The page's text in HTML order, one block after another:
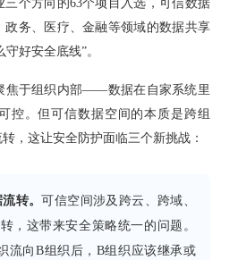
个方向的63个项目入选，可信数据
政务、医疗、金融等领域的数据共享
好安全底线”。
焦于组织内部——数据在自家系统里
控。但可信数据空间的本质是跨组
，这让安全防护面临三个新挑战：
转。可信空间涉及跨云、跨域、
，这带来安全策略统一的问题。
流向B组织后，B组织应该继承或